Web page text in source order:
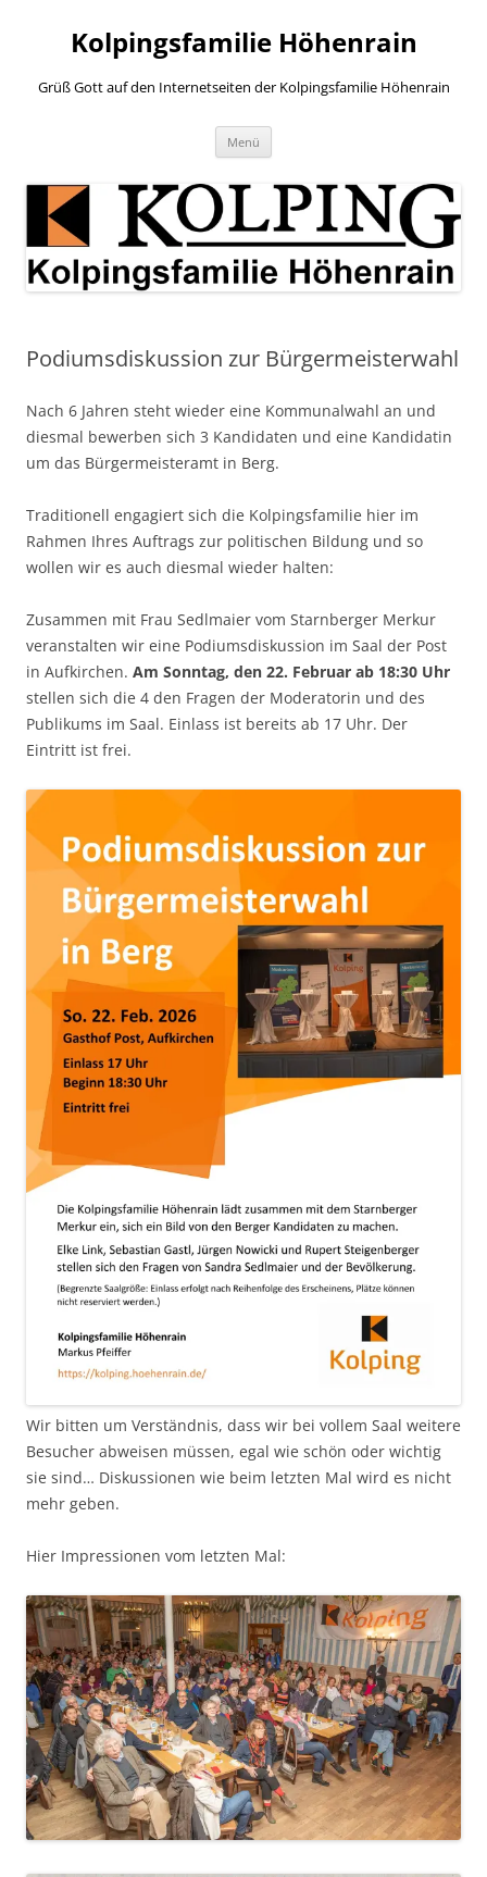
springenKolpingsfamilie Höhenrain
Grüß Gott auf den Internetseiten der Kolpingsfamilie Höhenrain
Menü
Podiumsdiskussion zur Bürgermeisterwahl
Nach 6 Jahren steht wieder eine Kommunalwahl an und
diesmal bewerben sich 3 Kandidaten und eine Kandidatin
um das Bürgermeisteramt in Berg.
Traditionell engagiert sich die Kolpingsfamilie hier im
Rahmen Ihres Auftrags zur politischen Bildung und so
wollen wir es auch diesmal wieder halten:
Zusammen mit Frau Sedlmaier vom Starnberger Merkur
veranstalten wir eine Podiumsdiskussion im Saal der Post
in Aufkirchen. Am Sonntag, den 22. Februar ab 18:30 Uhr
stellen sich die 4 den Fragen der Moderatorin und des
Publikums im Saal. Einlass ist bereits ab 17 Uhr. Der
Eintritt ist frei.
Wir bitten um Verständnis, dass wir bei vollem Saal weitere
Besucher abweisen müssen, egal wie schön oder wichtig
sie sind… Diskussionen wie beim letzten Mal wird es nicht
mehr geben.
Hier Impressionen vom letzten Mal: